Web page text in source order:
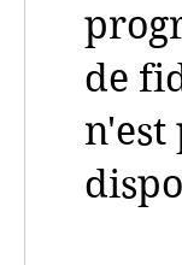
de
n'est